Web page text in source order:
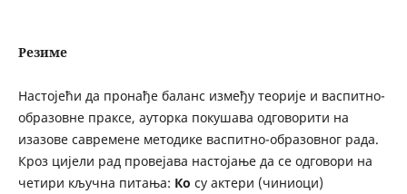
Резиме
Настојећи да пронађе баланс између теорије и васпитно-
образовне праксе, ауторка покушава одговорити на
изазове савремене методике васпитно-образовног рада.
Кроз цијели рад провејава настојање да се одговори на
четири кључна питања: Ко су актери (чиниоци)